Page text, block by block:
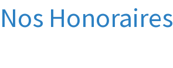
Nos Honoraires